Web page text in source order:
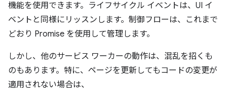
機能を使用できます。ライフサイクル イベントは、UI イ
ベントと同様にリッスンします。制御フローは、これまで
どおり Promise を使用して管理します。
しかし、他のサービス ワーカーの動作は、混乱を招くも
のもあります。特に、ページを更新してもコードの変更が
適用されない場合は、